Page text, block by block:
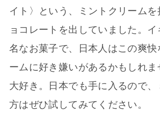
イト〉という、ミントクリームを
ョコレートを出していました。
名なお菓子で、日本人はこの爽快
ームに好き嫌いがあるかもしれま
大好き。日本でも手に入るので、
方はぜひ試してみてください。